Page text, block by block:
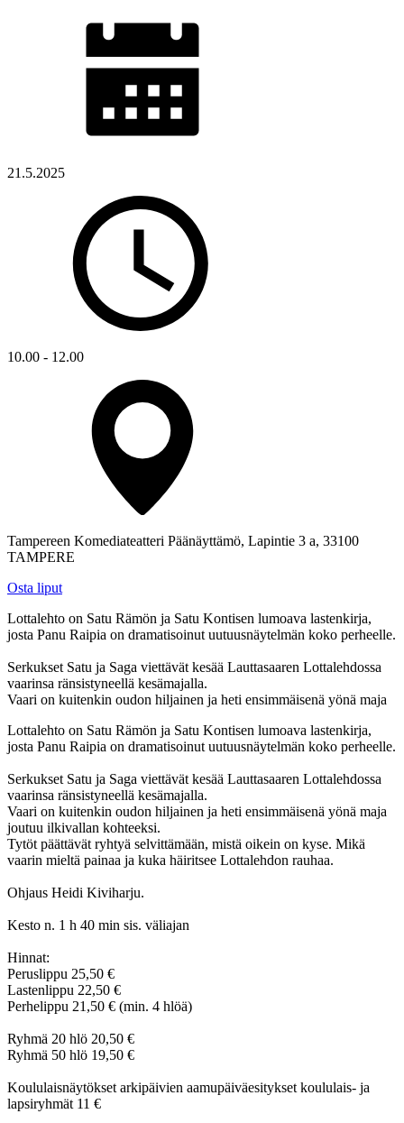
21.5.2025
10.00 - 12.00
Tampereen Komediateatteri Päänäyttämö, Lapintie 3 a, 33100
TAMPERE
Osta liput
Lottalehto on Satu Rämön ja Satu Kontisen lumoava lastenkirja,
josta Panu Raipia on dramatisoinut uutuusnäytelmän koko perheelle.
Serkukset Satu ja Saga viettävät kesää Lauttasaaren Lottalehdossa
vaarinsa ränsistyneellä kesämajalla.
Vaari on kuitenkin oudon hiljainen ja heti ensimmäisenä yönä maja
Lottalehto on Satu Rämön ja Satu Kontisen lumoava lastenkirja,
josta Panu Raipia on dramatisoinut uutuusnäytelmän koko perheelle.
Serkukset Satu ja Saga viettävät kesää Lauttasaaren Lottalehdossa
vaarinsa ränsistyneellä kesämajalla.
Vaari on kuitenkin oudon hiljainen ja heti ensimmäisenä yönä maja
joutuu ilkivallan kohteeksi.
Tytöt päättävät ryhtyä selvittämään, mistä oikein on kyse. Mikä
vaarin mieltä painaa ja kuka häiritsee Lottalehdon rauhaa.
Ohjaus Heidi Kiviharju.
Kesto n. 1 h 40 min sis. väliajan
Hinnat:
Peruslippu 25,50 €
Lastenlippu 22,50 €
Perhelippu 21,50 € (min. 4 hlöä)
Ryhmä 20 hlö 20,50 €
Ryhmä 50 hlö 19,50 €
Koululaisnäytökset arkipäivien aamupäiväesitykset koululais- ja
lapsiryhmät 11 €